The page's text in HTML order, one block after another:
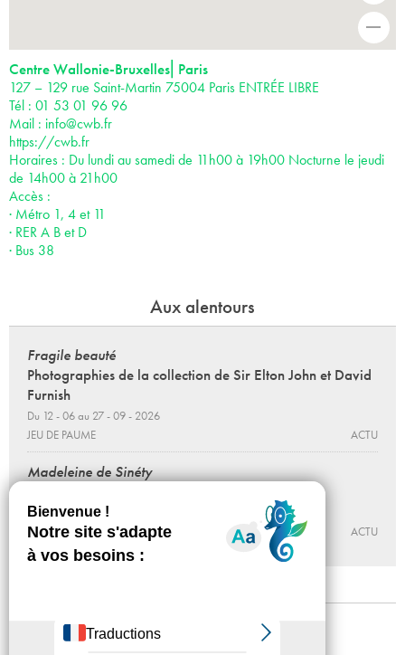
Centre Wallonie-Bruxelles⎜Paris
127 – 129 rue Saint-Martin 75004 Paris ENTRÉE LIBRE
Tél : 01 53 01 96 96
Mail : info@cwb.fr
https://cwb.fr
Horaires : Du lundi au samedi de 11h00 à 19h00 Nocturne le jeudi
de 14h00 à 21h00
Accès :
· Métro 1, 4 et 11
· RER A B et D
· Bus 38
Aux alentours
Fragile beauté
Photographies de la collection de Sir Elton John et David
Furnish
Du 12 - 06 au 27 - 09 - 2026
JEU DE PAUME
ACTU
Madeleine de Sinéty
Du 12 - 06 au 27 - 09 - 2026
JEU DE PAUME
ACTU